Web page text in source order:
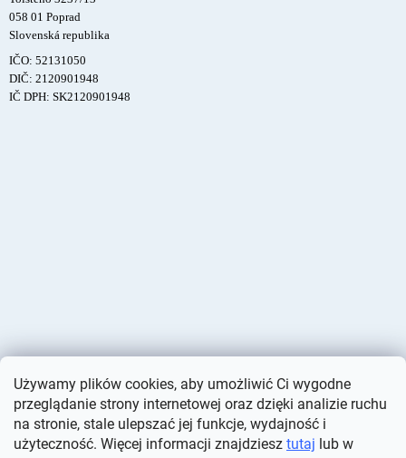
Używamy plików cookies, aby umożliwić Ci wygodne
przeglądanie strony internetowej oraz dzięki analizie ruchu
na stronie, stale ulepszać jej funkcje, wydajność i
użyteczność. Więcej informacji znajdziesz tutaj lub w
058 01 Poprad
Slovenská republika
IČO: 52131050
DIČ: 2120901948
IČ DPH: SK2120901948